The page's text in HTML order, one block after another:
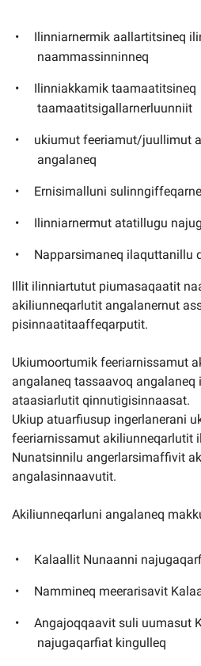
Ilinniarnermik aallartitsineq
naammassinninneq
Ilinniakkamik taamaatitsineq
taamaatitsigallarnerluunniit
ukiumut feeriamut/juullimut
angalaneq
Ernisimalluni
Ilinniarnermut atatillugu
Napparsimaneq ilaquttanillu
Illit ilinniartutut piumasaqaatit
akiliunneqarlutit angalanernut
pisinnaatitaaffeqarputit.
Ukiumoortumik feeriarnissamut
angalaneq tassaavoq
ataasiarlutit qinnutigisinnaasat.
Ukiup atuarfiusup ingerlanerani
feeriarnissamut akiliunneqarlutit
Nunatsinnilu angerlarsimaffivit
angalasinnaavutit.
Akiliunneqarluni angalaneq
Kalaallit Nunaanni
Nammineq meerarisavit
Angajoqqaavit suli uumasut
najugaqarfiat kingulleq